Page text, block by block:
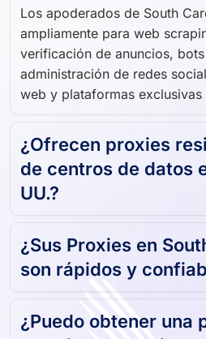
Los apoderados de South
ampliamente para web
verificación de anuncios,
administración de redes
web y plataformas exclusivas
¿Ofrecen proxies
de centros de datos
UU.?
¿Sus Proxies en
son rápidos y
¿Puedo obtener una